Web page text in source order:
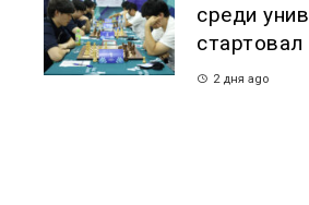
среди
2 дня ago